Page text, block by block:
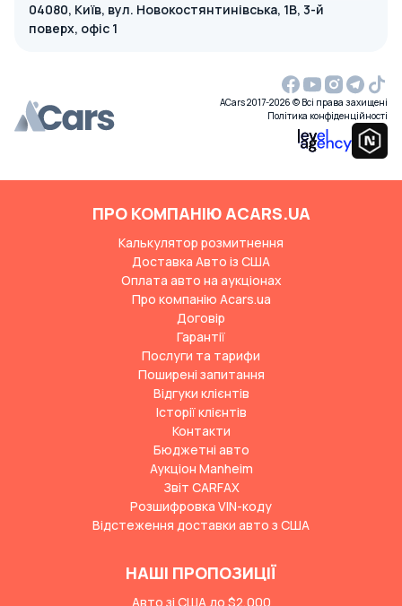
04080, Київ, вул. Новокостянтинівська, 1В, 3-й
поверх, офіс 1
ACars 2017-2026 © Всі права захищені
Політика конфіденційності
ПРО КОМПАНІЮ ACARS.UA
Калькулятор розмитнення
Доставка Авто із США
Оплата авто на аукціонах
Про компанію Acars.ua
Договір
Гарантії
Послуги та тарифи
Поширені запитання
Відгуки клієнтів
Історії клієнтів
Контакти
Бюджетні авто
Аукціон Manheim
Звіт CARFAX
Розшифровка VIN-коду
Відстеження доставки авто з США
НАШІ ПРОПОЗИЦІЇ
Авто зі США до $2,000